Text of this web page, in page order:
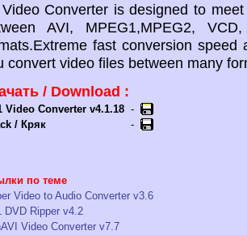
Converter is designed to
AVI, MPEG1,MPEG2,
fast conversion
convert video files between many
/ Download :
Video Converter v4.1.18 -
/ Кряк
-
по теме
Video to Audio Converter v3.6
DVD Ripper v4.2
Video Converter v7.7